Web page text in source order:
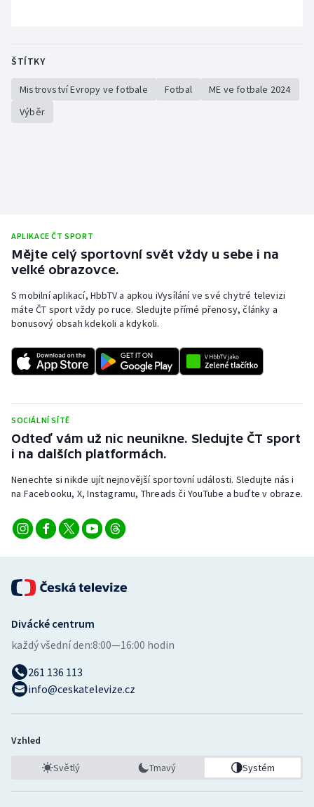
ŠTÍTKY
Mistrovství Evropy ve fotbale Fotbal
ME ve fotbale 2024
Výběr
APLIKACE ČT SPORT
Mějte celý sportovní svět vždy u sebe i na
velké obrazovce.
S mobilní aplikací, HbbTV a apkou iVysílání ve své chytré televizi
máte ČT sport vždy po ruce. Sledujte přímé přenosy, články a
bonusový obsah kdekoli a kdykoli.
SOCIÁLNÍ SÍTĚ
Odteď vám už nic neunikne. Sledujte ČT sport
i na dalších platformách.
Nenechte si nikde ujít nejnovější sportovní události. Sledujte nás i
na Facebooku, X, Instagramu, Threads či YouTube a buďte v obraze.
Divácké centrum
každý všední den:8:00—16:00 hodin
261 136 113
info@ceskatelevize.cz
Vzhled
Světlý Tmavý Systém